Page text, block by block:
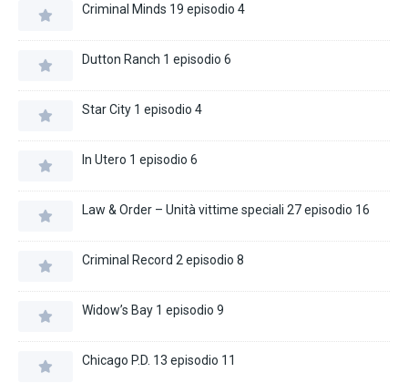
Criminal Minds 19 episodio 4
Dutton Ranch 1 episodio 6
Star City 1 episodio 4
In Utero 1 episodio 6
Law & Order – Unità vittime speciali 27 episodio 16
Criminal Record 2 episodio 8
Widow’s Bay 1 episodio 9
Chicago P.D. 13 episodio 11